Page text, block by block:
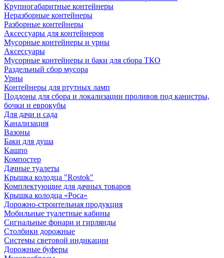
Крупногабаритные контейнеры
Неразборные контейнеры
Разборные контейнеры
Аксессуары для контейнеров
Мусорные контейнеры и урны
Аксессуары
Мусорные контейнеры и баки для сбора ТКО
Раздельный сбор мусора
Урны
Контейнеры для ртутных ламп
Поддоны для сбора и локализации проливов под канистры,
бочки и еврокубы
Для дачи и сада
Канализация
Вазоны
Баки для душа
Кашпо
Компостер
Дачные туалеты
Крышка колодца "Rostok"
Комплектующие для дачных товаров
Крышка колодца «Роса»
Дорожно-строительная продукция
Мобильные туалетные кабины
Сигнальные фонари и гирлянды
Столбики дорожные
Системы световой индикации
Дорожные буферы